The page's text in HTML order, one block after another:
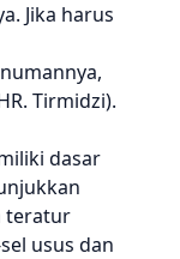
Jika harus
Tirmidzi).
dasar
teratur
usus dan